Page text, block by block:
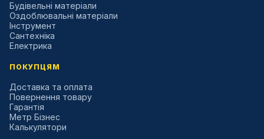
Будівельні матеріали
Оздоблювальні матеріали
Інструмент
Сантехніка
Електрика
ПОКУПЦЯМ
Доставка та оплата
Повернення товару
Гарантія
Метр Бізнес
Калькулятори